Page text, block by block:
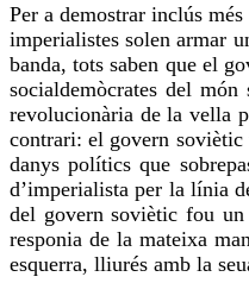
Per a demostrar inclús
imperialistes solen armar
banda, tots saben que el
socialdemòcrates del
revolucionària de la vella
contrari: el govern
danys polítics que
d’imperialista per la línia
del govern soviètic fou
responia de la mateixa
esquerra, lliurés amb la